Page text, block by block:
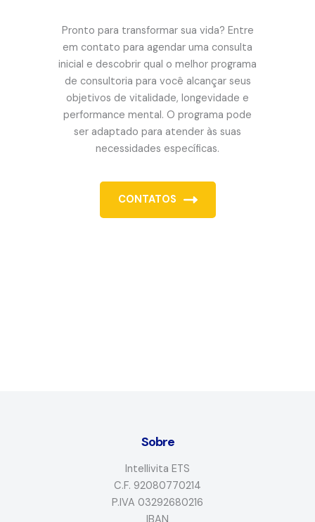
Pronto para transformar sua vida? Entre
em contato para agendar uma consulta
inicial e descobrir qual o melhor programa
de consultoria para você alcançar seus
objetivos de vitalidade, longevidade e
performance mental. O programa pode
ser adaptado para atender às suas
necessidades específicas.
CONTATOS
Sobre
Intellivita ETS
C.F. 92080770214
P.IVA 03292680216